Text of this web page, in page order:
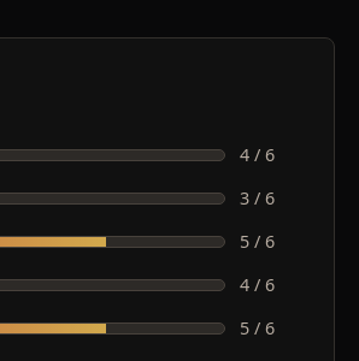
4 / 6
3 / 6
5 / 6
4 / 6
5 / 6